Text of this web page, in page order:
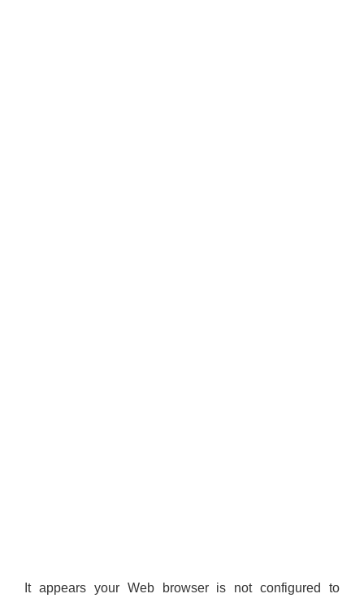
It appears your Web browser is not configured to